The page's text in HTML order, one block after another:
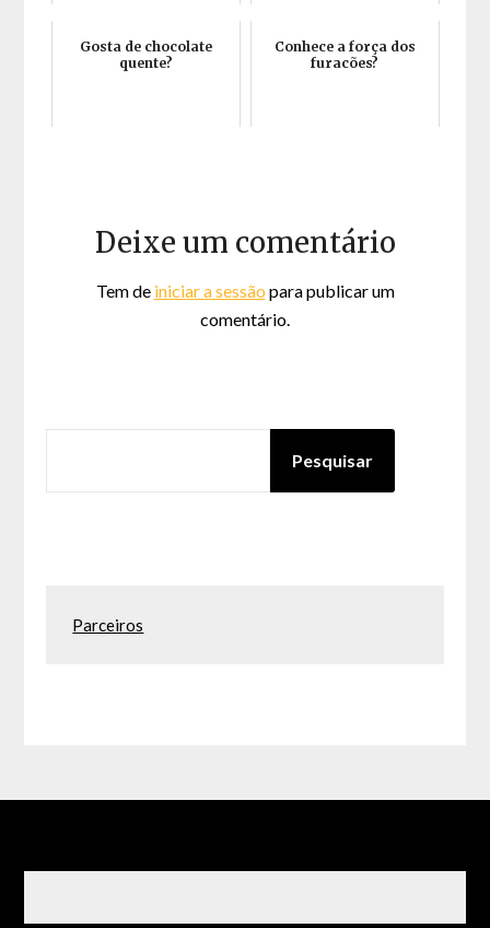
Gosta de chocolate
quente?
Conhece a força dos
furacões?
Deixe um comentário
Tem de iniciar a sessão para publicar um
comentário.
Pesquisar
Parceiros